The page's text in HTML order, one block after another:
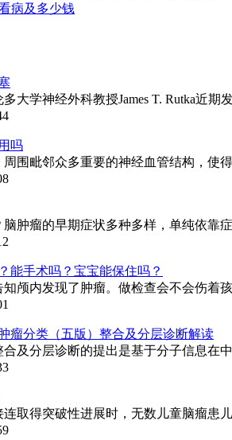
病及多少钱
大学神经外科教授James T. Rutka近期
吗
围毗邻众多重要的神经血管结构，使
肿瘤的早期症状多种多样，单纯依靠
能手术吗？宝宝能保住吗？
颅内发现了肿瘤。做检查会不会伤着
瘤分类（五版）整合及分层诊断解读
合及分层诊断的提出是基于分子信息在
取得突破性进展时，无数儿童脑瘤患